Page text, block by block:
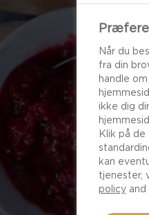
Når du
fra din
handle
ikke dig
Klik på
kan
tjenester,
policyand